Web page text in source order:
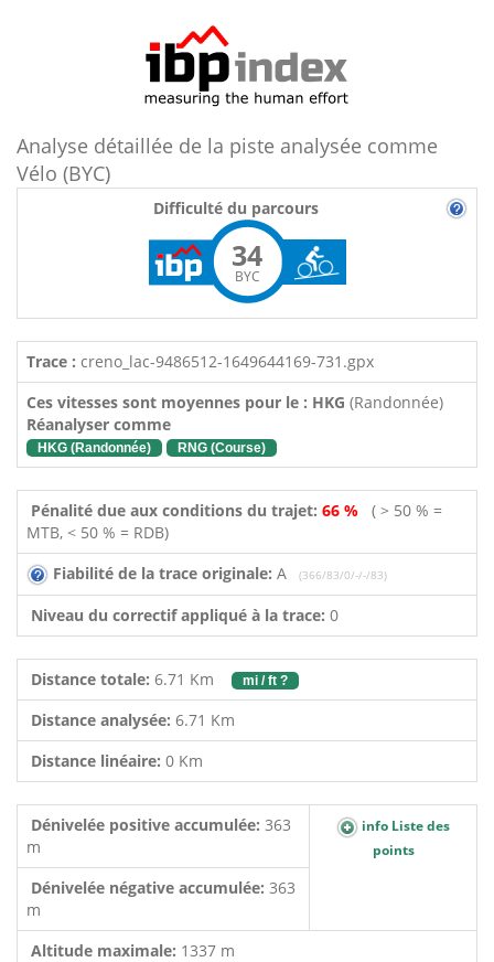
Analyse détaillée de la piste analysée comme
Vélo (BYC)
Difficulté du parcours
34
BYC
Trace : creno_lac-9486512-1649644169-731.gpx
Ces vitesses sont moyennes pour le : HKG (Randonnée)
Réanalyser comme
HKG (Randonnée) RNG (Course)
Pénalité due aux conditions du trajet: 66 % ( > 50 % =
MTB, < 50 % = RDB)
Fiabilité de la trace originale: A (366/83/0/-/-/83)
Niveau du correctif appliqué à la trace: 0
Distance totale: 6.71 Km mi / ft ?
Distance analysée: 6.71 Km
Distance linéaire: 0 Km
Dénivelée positive accumulée: 363
m
info Liste des
points
Dénivelée négative accumulée: 363
m
Altitude maximale: 1337 m